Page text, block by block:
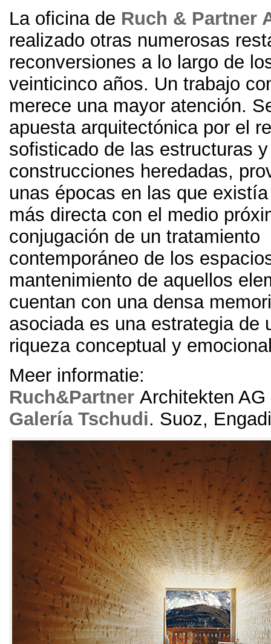
La oficina de Ruch & Partner
realizado otras numerosas
reconversiones a lo largo de
veinticinco años. Un trabajo
merece una mayor atención.
apuesta arquitectónica por el
sofisticado de las estructuras y
construcciones heredadas,
unas épocas en las que
más directa con el medio
conjugación de un tratamiento
contemporáneo de los
mantenimiento de aquellos
cuentan con una densa
asociada es una estrategia de
riqueza conceptual y
Meer informatie:
Ruch&Partner Architekten AG
Galería Tschudi. Suoz,